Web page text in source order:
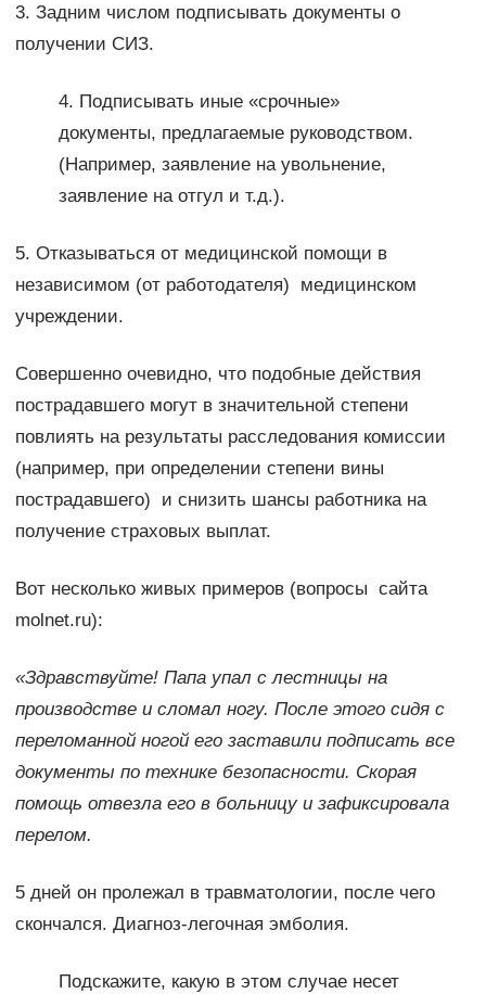
3. Задним числом подписывать документы о
получении СИЗ.
4. Подписывать иные «срочные»
документы, предлагаемые руководством.
(Например, заявление на увольнение,
заявление на отгул и т.д.).
5. Отказываться от медицинской помощи в
независимом (от работодателя) медицинском
учреждении.
Совершенно очевидно, что подобные действия
пострадавшего могут в значительной степени
повлиять на результаты расследования комиссии
(например, при определении степени вины
пострадавшего) и снизить шансы работника на
получение страховых выплат.
Вот несколько живых примеров (вопросы сайта
molnet.ru):
«Здравствуйте! Папа упал с лестницы на
производстве и сломал ногу. После этого сидя с
переломанной ногой его заставили подписать все
документы по технике безопасности. Скорая
помощь отвезла его в больницу и зафиксировала
перелом.
5 дней он пролежал в травматологии, после чего
скончался. Диагноз-легочная эмболия.
Подскажите, какую в этом случае несет